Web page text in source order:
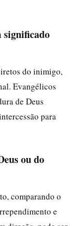
significado
do inimigo,
Evangélicos
de Deus
para
ou do
comparando o
e